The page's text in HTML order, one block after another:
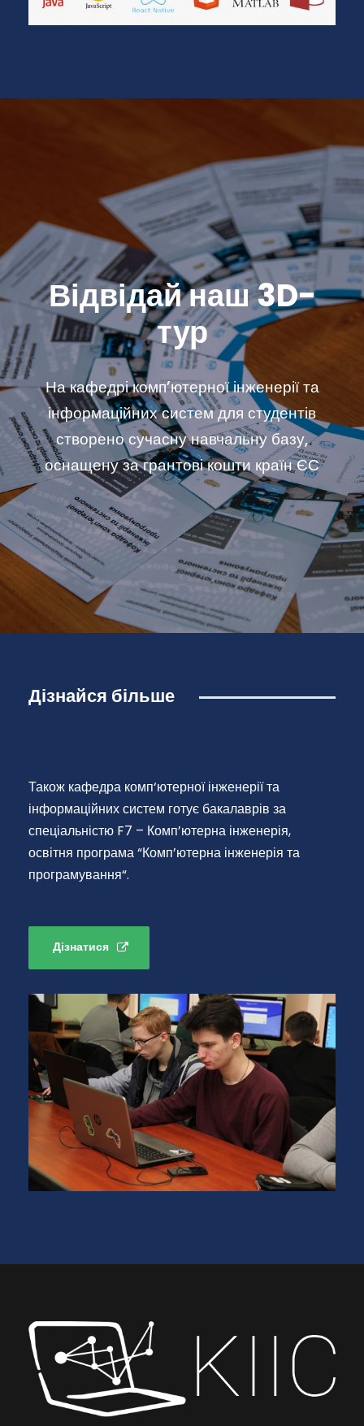
Відвідай наш 3D-
тур
На кафедрі комп’ютерної інженерії та
інформаційних систем для студентів
створено сучасну навчальну базу,
оснащену за грантові кошти країн ЄС
Дізнайся більше
Також кафедра комп‘ютерної інженерії та
інформаційних систем готує бакалаврів за
спеціальністю F7 – Комп’ютерна інженерія,
освітня програма “Комп’ютерна інженерія та
програмування“.
Дізнатися